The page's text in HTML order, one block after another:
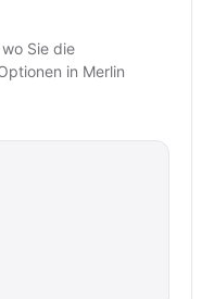
Sie die
in Merlin